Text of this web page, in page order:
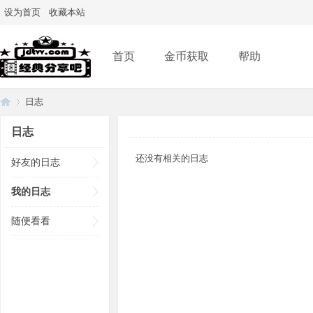
设为首页 收藏本站
首页 金币获取 帮助
›
日志
日志
好友的日志
我的日志
随便看看
还没有相关的日志